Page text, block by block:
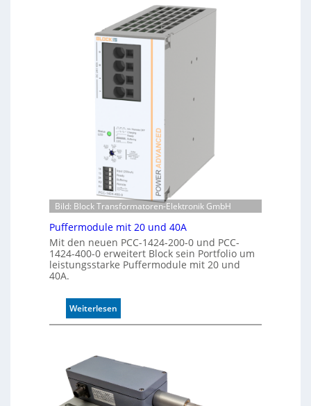
n
e
r
k
e
n
n
n
g
m
a
s
t
e
K
o
n
t
r
o
l
e
Bild: Block Transformatoren-Elektronik GmbH
Puffermodule mit 20 und 40A
Mit den neuen PCC-1424-200-0 und PCC-
1424-400-0 erweitert Block sein Portfolio um
leistungsstarke Puffermodule mit 20 und
40A.
Weiterlesen
P
f
r